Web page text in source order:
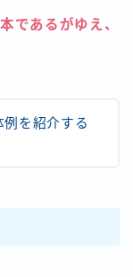
であるがゆえ、
を紹介する